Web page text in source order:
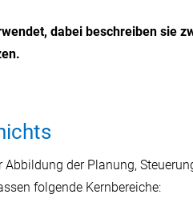
dabei beschreiben sie
der Planung,
folgende Kernbereiche: